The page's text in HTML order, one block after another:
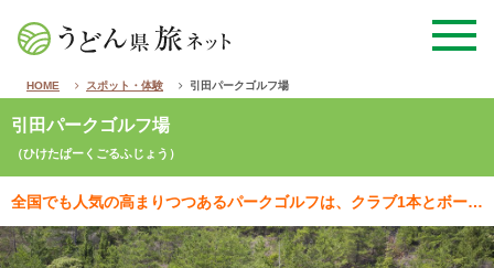
HOME スポット・体験 引田パークゴルフ場
引田パークゴルフ場
（ひけたぱーくごるふじょう）
全国でも人気の高まりつつあるパークゴルフは、クラブ1本とボール1個で気軽に楽しめるスポーツとして注目…